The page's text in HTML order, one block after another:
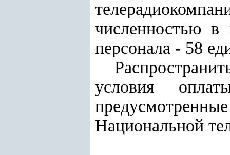
численностью в
персонала - 58
условия
Национальной